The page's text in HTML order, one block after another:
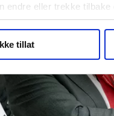
endre eller trekke
blir brukt slik at vi
er angitt i oversikten
tillat